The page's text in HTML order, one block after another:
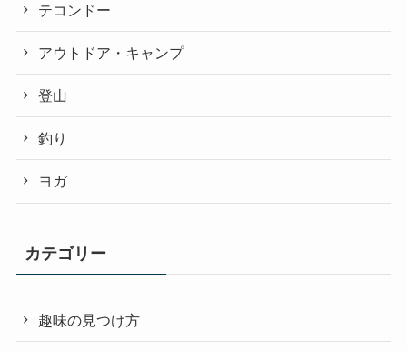
テコンドー
アウトドア・キャンプ
登山
釣り
ヨガ
カテゴリー
趣味の見つけ方